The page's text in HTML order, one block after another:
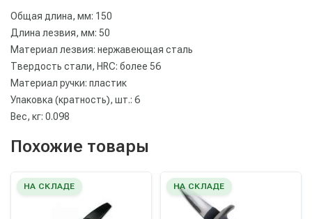
Общая длина, мм: 150
Длина лезвия, мм: 50
Материал лезвия: нержавеющая сталь
Твердость стали, HRC: более 56
Материал ручки: пластик
Упаковка (кратность), шт.: 6
Вес, кг: 0.098
Похожие товары
НА СКЛАДЕ НА СКЛАДЕ